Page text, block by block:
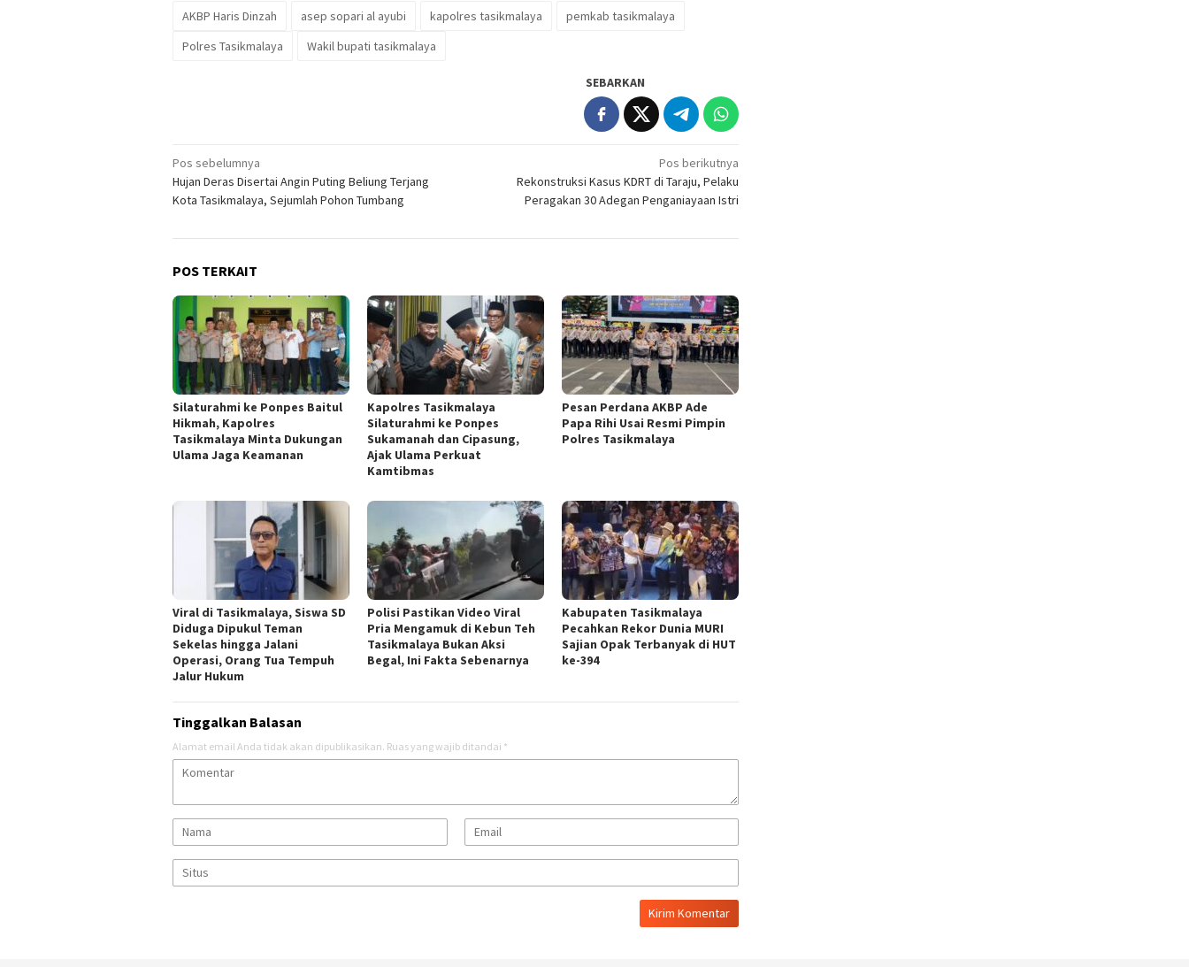
AKBP Haris Dinzah asep sopari al ayubi kapolres tasikmalaya
pemkab tasikmalaya
Polres Tasikmalaya
Wakil bupati tasikmalaya
SEBARKAN
Navigasi
pos
Pos sebelumnya
Hujan Deras Disertai Angin Puting Beliung Terjang
Kota Tasikmalaya, Sejumlah Pohon Tumbang
Pos berikutnya
Rekonstruksi Kasus KDRT di Taraju, Pelaku
Peragakan 30 Adegan Penganiayaan Istri
POS TERKAIT
Silaturahmi ke Ponpes Baitul
Hikmah, Kapolres
Tasikmalaya Minta Dukungan
Ulama Jaga Keamanan
Kapolres Tasikmalaya
Silaturahmi ke Ponpes
Sukamanah dan Cipasung,
Ajak Ulama Perkuat
Kamtibmas
Pesan Perdana AKBP Ade
Papa Rihi Usai Resmi Pimpin
Polres Tasikmalaya
Viral di Tasikmalaya, Siswa SD
Diduga Dipukul Teman
Sekelas hingga Jalani
Operasi, Orang Tua Tempuh
Jalur Hukum
Polisi Pastikan Video Viral
Pria Mengamuk di Kebun Teh
Tasikmalaya Bukan Aksi
Begal, Ini Fakta Sebenarnya
Kabupaten Tasikmalaya
Pecahkan Rekor Dunia MURI
Sajian Opak Terbanyak di HUT
ke-394
Tinggalkan Balasan
Alamat email Anda tidak akan dipublikasikan. Ruas yang wajib ditandai *